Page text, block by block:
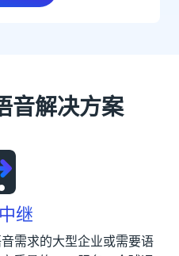
音解决方案
继
需求的大型企业或需要语